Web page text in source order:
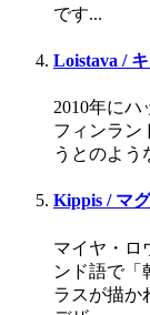
です...
Loistava /
2010年にハ
フィンラン
うとのよう
Kippis / マ
マイヤ・ロ
ンド語で「
ラスが描か